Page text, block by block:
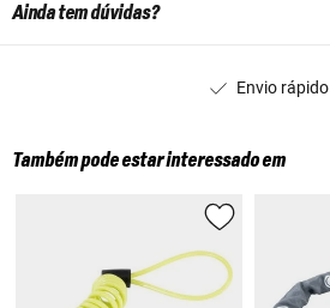
Ainda tem dúvidas?
Envio rápido
Também pode estar interessado em